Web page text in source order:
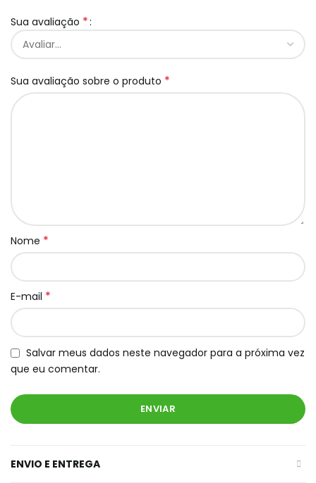
Sua avaliação *
Sua avaliação sobre o produto *
Nome *
E-mail *
Salvar meus dados neste navegador para a próxima vez
que eu comentar.
ENVIO E ENTREGA